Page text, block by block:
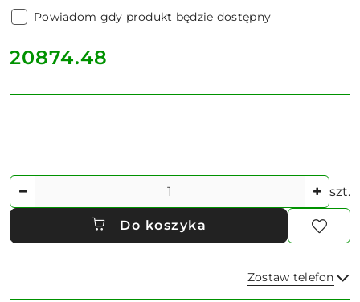
Powiadom gdy produkt będzie dostępny
cena:
20874.48
Ilość szt.
Do koszyka
Zostaw telefon